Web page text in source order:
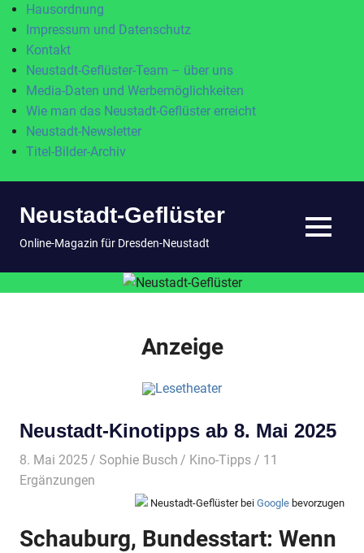
Hausordnung
Impressum und Datenschutz
Kontakt
Neustadt-Geflüster-Team – über uns
Media-Daten und Werbemöglichkeiten
Wie man das Neustadt-Geflüster erreicht
Neustadt-Newsletter
Titel-Bilder-Archiv
InhaltNeustadt-Geflüster
Online-Magazin für Dresden-Neustadt MENÜ
Anzeige
Neustadt-Kinotipps ab 8. Mai 2025
8. Mai 2025 Sophie Busch Kino-Tipps / 11
Ergänzungen
Neustadt-Geflüster bei Google bevorzugen
Schauburg, Bundesstart: Wenn